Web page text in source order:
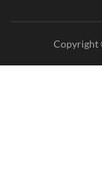
Copyright